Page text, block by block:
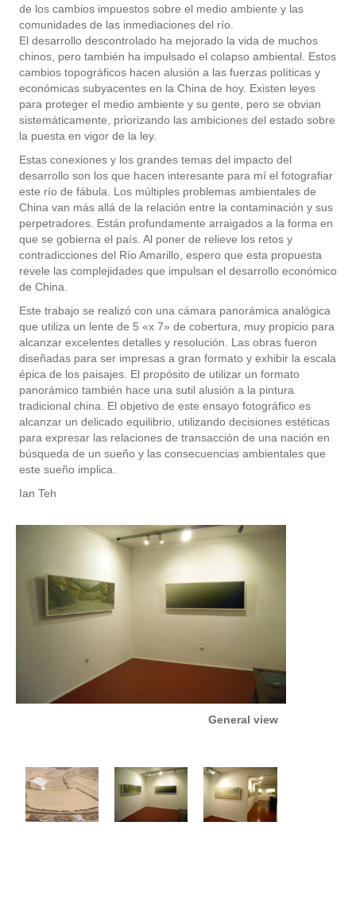
de los cambios impuestos sobre el medio ambiente y las
comunidades de las inmediaciones del río.
El desarrollo descontrolado ha mejorado la vida de muchos
chinos, pero también ha impulsado el colapso ambiental. Estos
cambios topográficos hacen alusión a las fuerzas políticas y
económicas subyacentes en la China de hoy. Existen leyes
para proteger el medio ambiente y su gente, pero se obvian
sistemáticamente, priorizando las ambiciones del estado sobre
la puesta en vigor de la ley.
Estas conexiones y los grandes temas del impacto del
desarrollo son los que hacen interesante para mí el fotografiar
este río de fábula. Los múltiples problemas ambientales de
China van más allá de la relación entre la contaminación y sus
perpetradores. Están profundamente arraigados a la forma en
que se gobierna el país. Al poner de relieve los retos y
contradicciones del Río Amarillo, espero que esta propuesta
revele las complejidades que impulsan el desarrollo económico
de China.
Este trabajo se realizó con una cámara panorámica analógica
que utiliza un lente de 5 «x 7» de cobertura, muy propicio para
alcanzar excelentes detalles y resolución. Las obras fueron
diseñadas para ser impresas a gran formato y exhibir la escala
épica de los paisajes. El propósito de utilizar un formato
panorámico también hace una sutil alusión a la pintura
tradicional china. El objetivo de este ensayo fotográfico es
alcanzar un delicado equilibrio, utilizando decisiones estéticas
para expresar las relaciones de transacción de una nación en
búsqueda de un sueño y las consecuencias ambientales que
este sueño implica.
Ian Teh
General view